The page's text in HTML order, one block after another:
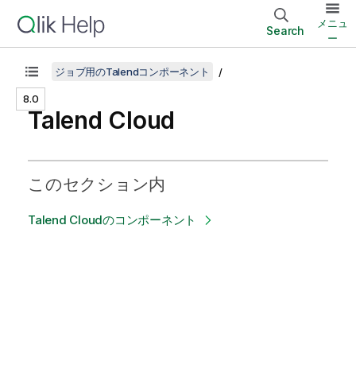
Search
メニュ
ー
8.0
ジョブ用のTalendコンポーネント
Talend Cloud
このセクション内
Talend Cloudのコンポーネント